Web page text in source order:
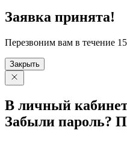
Заявка принята!
Перезвоним вам в течение
Закрыть
В личный
Забыли пароль?